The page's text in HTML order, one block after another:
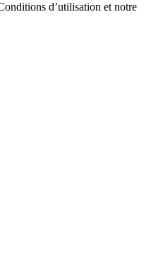
d’utilisation et notre